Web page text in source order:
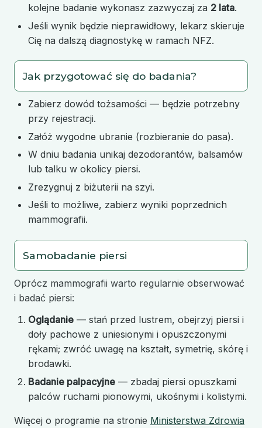
kolejne badanie wykonasz zazwyczaj za 2 lata.
Jeśli wynik będzie nieprawidłowy, lekarz skieruje
Cię na dalszą diagnostykę w ramach NFZ.
Jak przygotować się do badania?
Zabierz dowód tożsamości — będzie potrzebny
przy rejestracji.
Załóż wygodne ubranie (rozbieranie do pasa).
W dniu badania unikaj dezodorantów, balsamów
lub talku w okolicy piersi.
Zrezygnuj z biżuterii na szyi.
Jeśli to możliwe, zabierz wyniki poprzednich
mammografii.
Samobadanie piersi
Oprócz mammografii warto regularnie obserwować
i badać piersi:
Oglądanie — stań przed lustrem, obejrzyj piersi i
doły pachowe z uniesionymi i opuszczonymi
rękami; zwróć uwagę na kształt, symetrię, skórę i
brodawki.
Badanie palpacyjne — zbadaj piersi opuszkami
palców ruchami pionowymi, ukośnymi i kolistymi.
Więcej o programie na stronie Ministerstwa Zdrowia